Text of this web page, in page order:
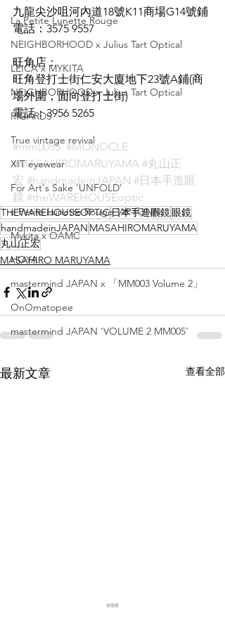
La Petite Lunette Rouge
NEIGHBORHOOD x Julius Tart Optical
LEICA x MYKITA
NEIGHBORHOOD x Julius Tart Optical
RIGARDS
True vintage revival
XIT eyewear
For Art's Sake 'UNFOLD'
a Petite Lunette Rouge 'APTONN'
Mykita x OAMC
HOYA
mastermind JAPAN x 「MM003 Volume 2」
OnOmatopee
mastermind JAPAN 'VOLUME 2 MM005'
九龍尖沙咀河內道18號K11商場G14號鋪
電話：3575 9557
旺角店：
旺角登打士街仁安大廈地下23號A鋪(商
場外圍，面向登打士街)
電話：3956 5265
#mm0055 #MONOCLE
#MASAHIROMARUYAMA #丸山正
宏 #handmadeinJAPAN #日本手造眼
鏡 #theWAREHOUSEoptic
THEWAREHOUSEOPTIC日本手造眼鏡眼鏡
handmadeinJAPAN MASAHIROMARUYAMA
丸山正宏
MASAHIRO MARUYAMA
最新文章 查看全部